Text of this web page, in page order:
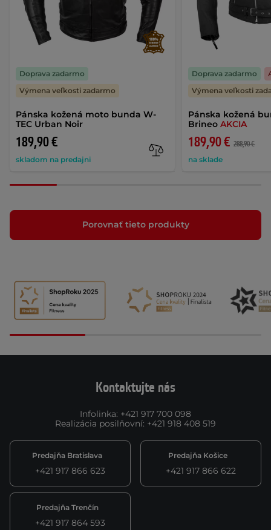
Pánska kožená moto bunda W-
TEC Urban Noir
189,90 €
skladom na predajni
Doprava zadarmo
Výmena veľkosti zadarmo
Pánska kožená
BrineoAKCIA
189,90 € 288,90 €
na sklade
Doprava zadarmo
Výmena veľkosti
Porovnať tieto produkty
Kontaktujte nás
Infolinka: +421 917 700 098
Realizácia posilňovní: +421 918 408 519
Predajňa Bratislava
+421 917 866 623
Predajňa Košice
+421 917 866 622
Predajňa Trenčín
+421 917 864 593